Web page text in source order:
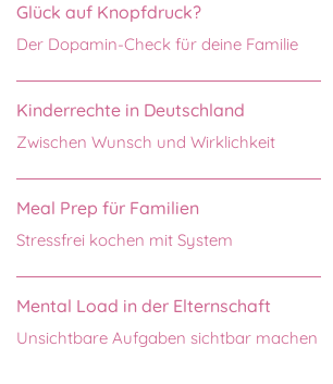
Glück auf Knopfdruck?
Der Dopamin-Check für deine Familie
Kinderrechte in Deutschland
Zwischen Wunsch und Wirklichkeit
Meal Prep für Familien
Stressfrei kochen mit System
Mental Load in der Elternschaft
Unsichtbare Aufgaben sichtbar machen